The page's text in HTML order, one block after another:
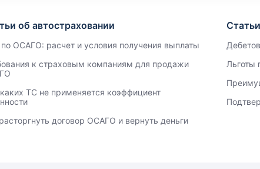
об автостраховании
ОСАГО: расчет и условия получения выплаты
к страховым компаниям для продажи
ТС не применяется коэффициент
договор ОСАГО и вернуть деньги
Льготы